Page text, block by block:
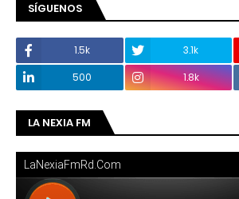
SÍGUENOS
1.5k 3.1k
500
1.8k
LA NEXIA FM